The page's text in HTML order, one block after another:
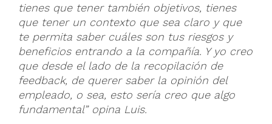
tienes que tener también objetivos, tienes
que tener un contexto que sea claro y que
te permita saber cuáles son tus riesgos y
beneficios entrando a la compañía. Y yo creo
que desde el lado de la recopilación de
feedback, de querer saber la opinión del
empleado, o sea, esto sería creo que algo
fundamental” opina Luis.